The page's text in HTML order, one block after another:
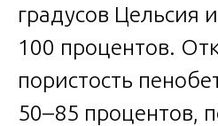
градусов Цельсия
100 процентов.
пористость
50–85 процентов,